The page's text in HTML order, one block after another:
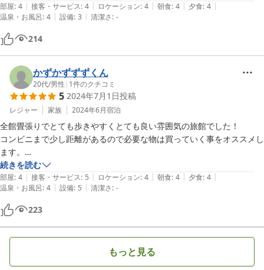
おりました。座椅子や布団の高さも立ち上がりやすい様ご配慮頂きおか
げさまで母と楽しい旅になりました。ありがとうございました。
部屋: 4 | 接客・サービス: 4 | ロケーション: 4 | 朝食: 4 | 夕食: 4 |
温泉・お風呂: 4 | 設備: 3 | 清潔さ: -
214
かずかずずずくん
20代/男性 | 1件のクチコミ
5 2024年7月1日投稿
レジャー 家族 2024年6月宿泊
全館畳張りでとても歩きやすくとても良い雰囲気の旅館でした！
コンビニまで少し距離があるので必要な物は買っていく事をオススメし
ます。
ですが渡月橋も目の前にあり、観光地も近いので嵐山観光には最適な旅
館でした！
夕食、朝食の料理もとても美味しかったです！
続きを読む
部屋: 4 | 接客・サービス: 5 | ロケーション: 4 | 朝食: 4 | 夕食: 4 |
温泉・お風呂: 4 | 設備: 5 | 清潔さ: -
223
もっと見る